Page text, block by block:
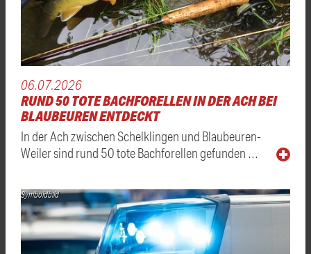
06.07.2026
RUND 50 TOTE BACHFORELLEN IN DER ACH BEI
BLAUBEUREN ENTDECKT
In der Ach zwischen Schelklingen und Blaubeuren-
Weiler sind rund 50 tote Bachforellen gefunden …
Symboldbild